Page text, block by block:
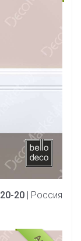
20
| Россия